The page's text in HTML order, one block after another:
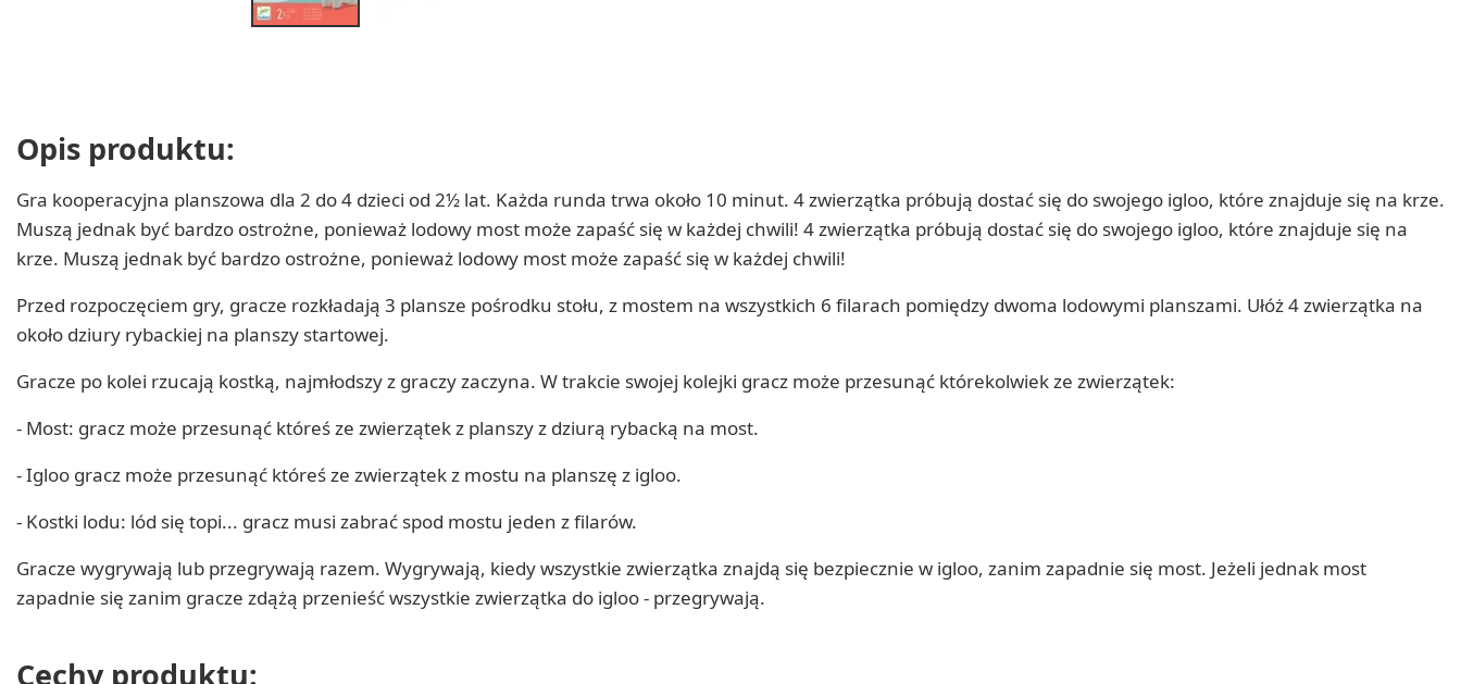
Opis produktu:
Gra kooperacyjna planszowa dla 2 do 4 dzieci od 2½ lat. Każda runda trwa około 10 minut. 4 zwierzątka próbują dostać się do swojego igloo, które znajduje się na krze.
Muszą jednak być bardzo ostrożne, ponieważ lodowy most może zapaść się w każdej chwili! 4 zwierzątka próbują dostać się do swojego igloo, które znajduje się na
krze. Muszą jednak być bardzo ostrożne, ponieważ lodowy most może zapaść się w każdej chwili!
Przed rozpoczęciem gry, gracze rozkładają 3 plansze pośrodku stołu, z mostem na wszystkich 6 filarach pomiędzy dwoma lodowymi planszami. Ułóż 4 zwierzątka na
około dziury rybackiej na planszy startowej.
Gracze po kolei rzucają kostką, najmłodszy z graczy zaczyna. W trakcie swojej kolejki gracz może przesunąć którekolwiek ze zwierzątek:
- Most: gracz może przesunąć któreś ze zwierzątek z planszy z dziurą rybacką na most.
- Igloo gracz może przesunąć któreś ze zwierzątek z mostu na planszę z igloo.
- Kostki lodu: lód się topi... gracz musi zabrać spod mostu jeden z filarów.
Gracze wygrywają lub przegrywają razem. Wygrywają, kiedy wszystkie zwierzątka znajdą się bezpiecznie w igloo, zanim zapadnie się most. Jeżeli jednak most
zapadnie się zanim gracze zdążą przenieść wszystkie zwierzątka do igloo - przegrywają.
Cechy produktu: